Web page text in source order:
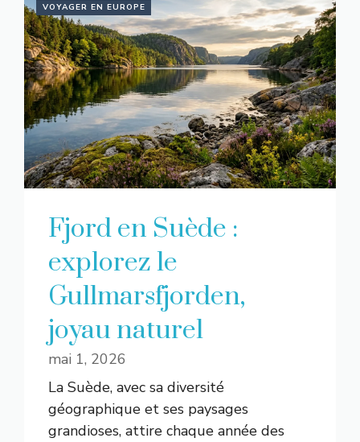
VOYAGER EN EUROPE
Fjord en Suède :
explorez le
Gullmarsfjorden,
joyau naturel
mai 1, 2026
La Suède, avec sa diversité
géographique et ses paysages
grandioses, attire chaque année des